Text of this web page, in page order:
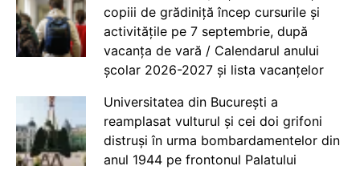
copiii de grădiniță încep cursurile și
activitățile pe 7 septembrie, după
vacanța de vară / Calendarul anului
școlar 2026-2027 și lista vacanțelor
Universitatea din București a
reamplasat vulturul și cei doi grifoni
distruși în urma bombardamentelor din
anul 1944 pe frontonul Palatului